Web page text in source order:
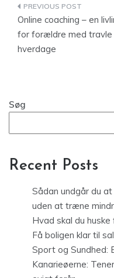
Online coaching – en
for forældre med travle
hverdage
Søg
Recent Posts
Sådan undgår du
uden at træne
Hvad skal du
Få boligen klar til
Sport og Sundhed:
Kanarieøerne: